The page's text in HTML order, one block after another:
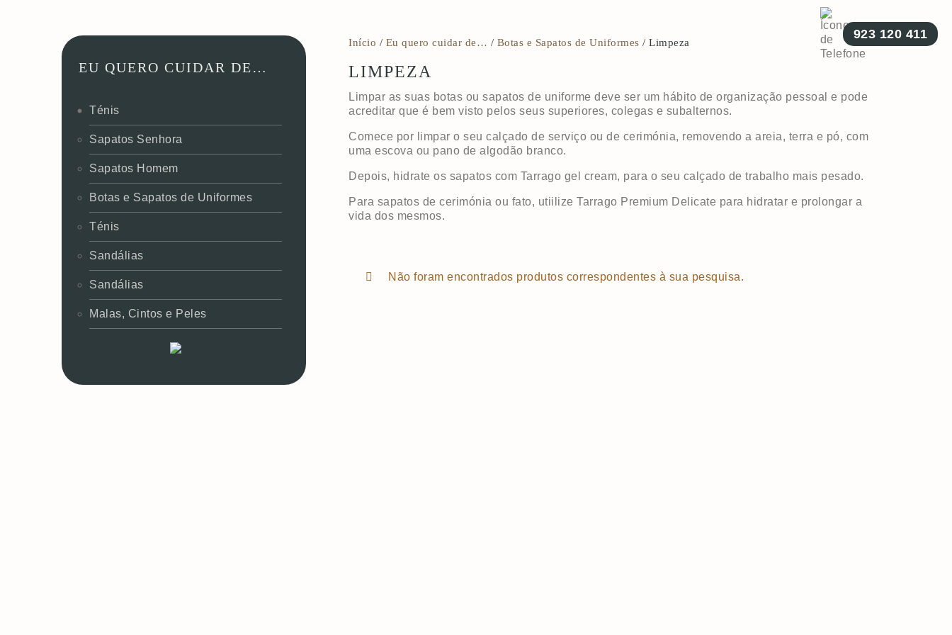
923 120 411
Início / Eu quero cuidar de… / Botas e Sapatos de Uniformes / Limpeza
LIMPEZA
Limpar as suas botas ou sapatos de uniforme deve ser um hábito de organização pessoal e pode
acreditar que é bem visto pelos seus superiores, colegas e subalternos.
Comece por limpar o seu calçado de serviço ou de cerimónia, removendo a areia, terra e pó, com
uma escova ou pano de algodão branco.
Depois, hidrate os sapatos com Tarrago gel cream, para o seu calçado de trabalho mais pesado.
Para sapatos de cerimónia ou fato, utiilize Tarrago Premium Delicate para hidratar e prolongar a
vida dos mesmos.
Não foram encontrados produtos correspondentes à sua pesquisa.
EU QUERO CUIDAR DE…
Ténis
Sapatos Senhora
Sapatos Homem
Botas e Sapatos de Uniformes
Ténis
Sandálias
Sandálias
Malas, Cintos e Peles